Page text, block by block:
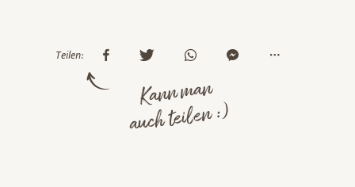
Teilen:
Kann man
auch teilen :)